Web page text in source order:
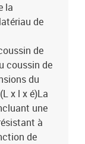
la
de
de
coussin de
du
x l x é)La
une
à
de